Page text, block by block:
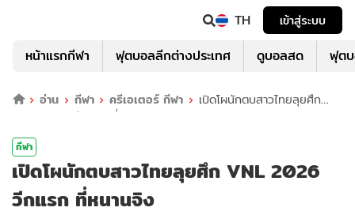
TH เข้าสู่ระบบ
หน้าแรกกีฬา ฟุตบอลลีกต่างประเทศ ดูบอลสด ฟุต
อ่าน กีฬา ครีเอเตอร์ กีฬา
เปิดโผนักตบสาวไทยลุยศึก
VNL 2026 วีกแรก ที่หนานจิง
กีฬา
เปิดโผนักตบสาวไทยลุยศึก VNL 2026
วีกแรก ที่หนานจิง